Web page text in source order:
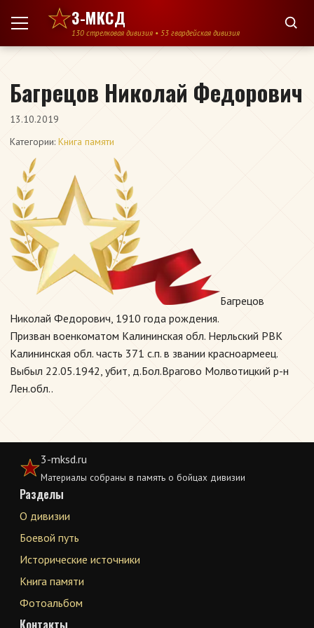
Перейти к содержимому
3-МКСД
130 стрелковая дивизия • 53 гвардейская дивизия
Багрецов Николай Федорович
13.10.2019
Категории: Книга памяти
Багрецов
Николай Федорович, 1910 года рождения.
Призван военкоматом Калининская обл. Нерльский РВК
Калининская обл. часть 371 с.п. в звании красноармеец.
Выбыл 22.05.1942, убит, д.Бол.Врагово Молвотицкий р-н
Лен.обл..
3-mksd.ru
Материалы собраны в память о бойцах дивизии
Разделы
О дивизии
Боевой путь
Исторические источники
Книга памяти
Фотоальбом
Контакты